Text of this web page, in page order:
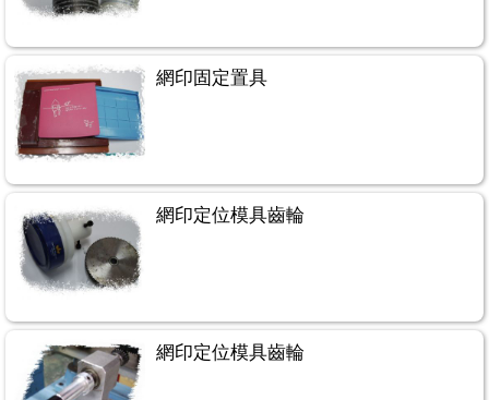
網印固定置具
網印定位模具齒輪
網印定位模具齒輪